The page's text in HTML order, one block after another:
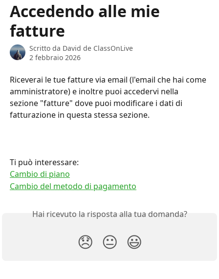
Accedendo alle mie
fatture
Scritto da David de ClassOnLive
2 febbraio 2026
Riceverai le tue fatture via email (l'email che hai come
amministratore) e inoltre puoi accedervi nella
sezione "fatture" dove puoi modificare i dati di
fatturazione in questa stessa sezione.
Ti può interessare:
Cambio di piano
Cambio del metodo di pagamento
Hai ricevuto la risposta alla tua domanda?
😞 😐 😃